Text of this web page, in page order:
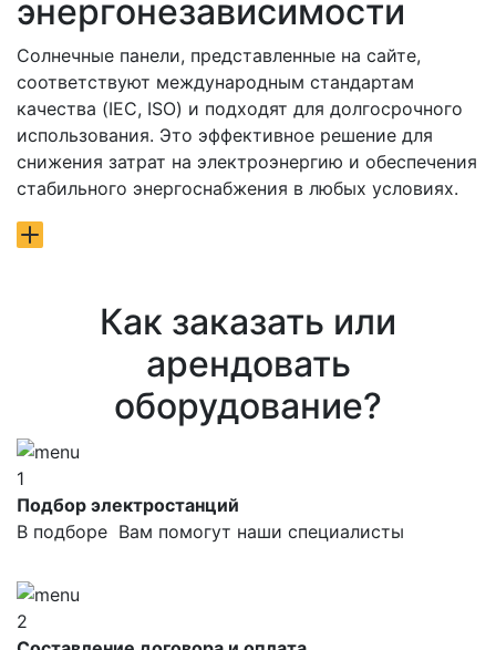
энергонезависимости
Солнечные панели, представленные на сайте,
соответствуют международным стандартам
качества (IEC, ISO) и подходят для долгосрочного
использования. Это эффективное решение для
снижения затрат на электроэнергию и обеспечения
стабильного энергоснабжения в любых условиях.
Как заказать или
арендовать
оборудование?
1
Подбор электростанций
В подборе Вам помогут наши специалисты
2